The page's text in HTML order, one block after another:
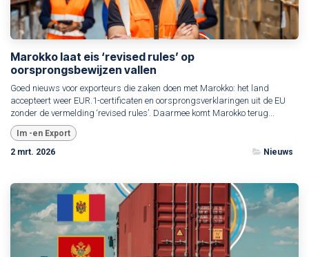
Marokko laat eis ‘revised rules’ op
oorsprongsbewijzen vallen
Goed nieuws voor exporteurs die zaken doen met Marokko: het land
accepteert weer EUR.1-certificaten en oorsprongsverklaringen uit de EU
zonder de vermelding ‘revised rules’. Daarmee komt Marokko terug...
Im -en Export
2 mrt. 2026
Nieuws